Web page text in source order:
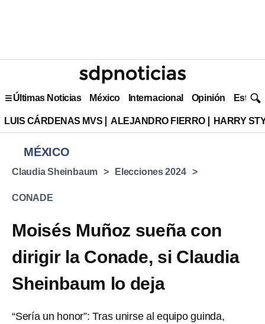
Últimas Noticias México Internacional Opinión Estilo
LUIS CÁRDENAS MVS ALEJANDRO FIERRO HARRY
MÉXICO
Claudia Sheinbaum Elecciones 2024
CONADE
Moisés Muñoz sueña con
dirigir la Conade, si Claudia
Sheinbaum lo deja
“Sería un honor”: Tras unirse al equipo guinda,